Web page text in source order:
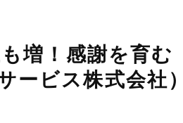
増！感謝を育む
ビス株式会社）